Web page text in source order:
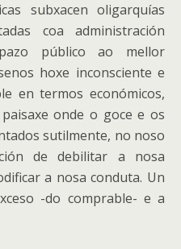
subxacen oligarquías
coa administración
público ao mellor
hoxe inconsciente e
en termos económicos,
onde o goce e os
sutilmente, no noso
de debilitar a nosa
a nosa conduta. Un
-do comprable- e a